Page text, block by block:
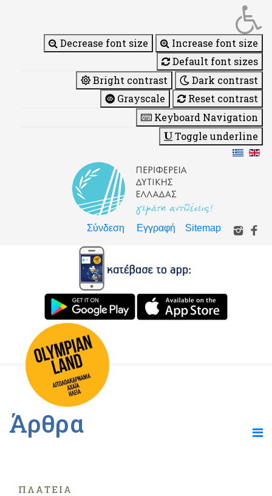
Decrease font size
Increase font size
Default font sizes
Bright contrast
Dark contrast
Grayscale
Reset contrast
Keyboard Navigation
Toggle underline
Σύνδεση Εγγραφή Sitemap
Άρθρα
ΠΛΑΤΕΊΑ